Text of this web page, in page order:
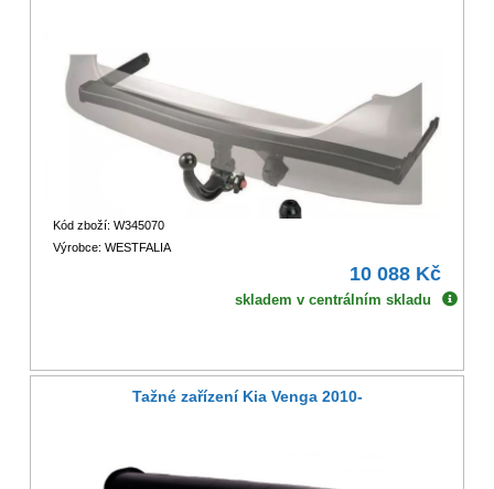
Kód zboží: W345070
Výrobce: WESTFALIA
10 088 Kč
skladem v centrálním skladu
Tažné zařízení Kia Venga 2010-